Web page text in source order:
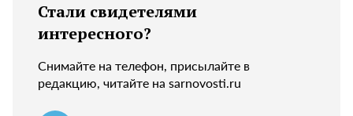
Стали свидетелями
интересного?
Снимайте на телефон, присылайте в
редакцию, читайте на sarnovosti.ru